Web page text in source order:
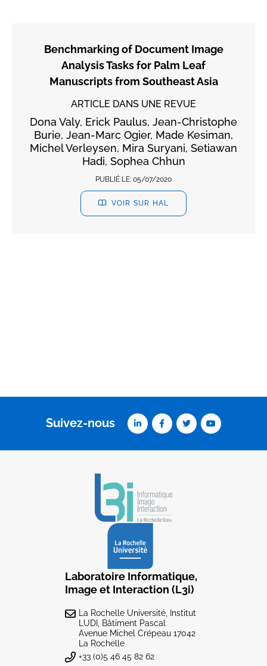
Benchmarking of Document Image
Analysis Tasks for Palm Leaf
Manuscripts from Southeast Asia
ARTICLE DANS UNE REVUE
Dona Valy, Erick Paulus, Jean-Christophe
Burie, Jean-Marc Ogier, Made Kesiman,
Michel Verleysen, Mira Suryani, Setiawan
Hadi, Sophea Chhun
PUBLIÉ LE: 05/07/2020
VOIR SUR HAL
Suivez-nous
Laboratoire Informatique,
Image et Interaction (L3i)
La Rochelle Université, Institut
LUDI, Bâtiment Pascal
Avenue Michel Crépeau 17042
La Rochelle
+33 (0)5 46 45 82 62